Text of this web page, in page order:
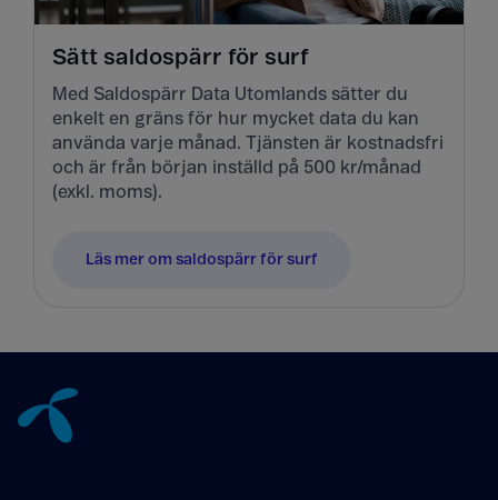
Sätt saldospärr för surf
Med Saldospärr Data Utomlands sätter du
enkelt en gräns för hur mycket data du kan
använda varje månad. Tjänsten är kostnadsfri
och är från början inställd på 500 kr/månad
(exkl. moms).
Läs mer om saldospärr för surf